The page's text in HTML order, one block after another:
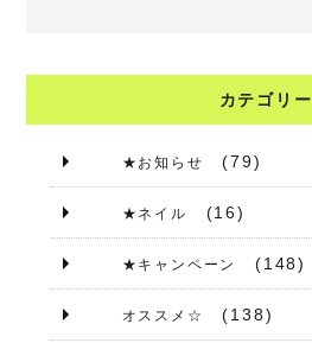
カテゴリー
★お知らせ (79)
★ネイル (16)
★キャンペーン (148)
オススメ☆ (138)